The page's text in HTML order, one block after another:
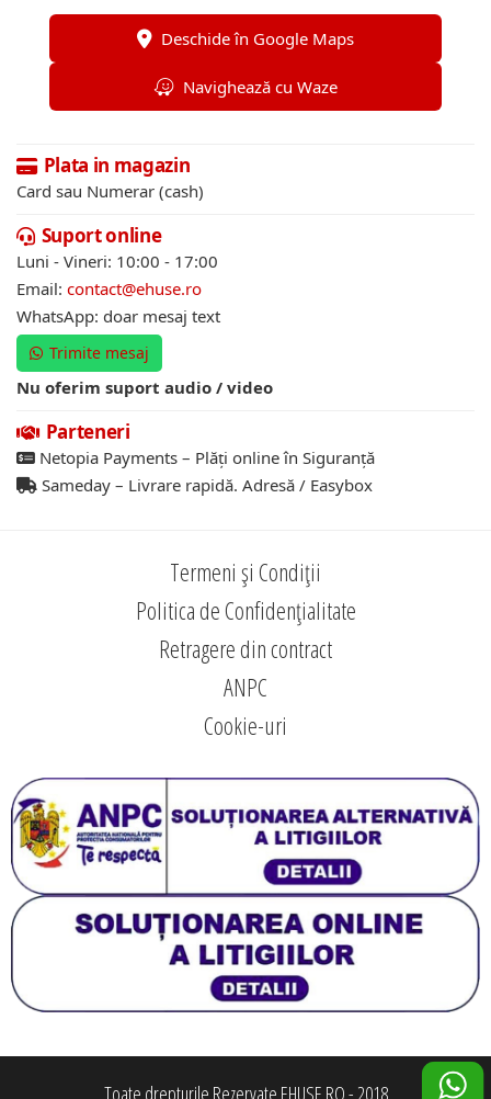
Deschide în Google Maps
Navighează cu Waze
Plata in magazin
Card sau Numerar (cash)
Suport online
Luni - Vineri: 10:00 - 17:00
Email: contact@ehuse.ro
WhatsApp: doar mesaj text
Trimite mesaj
Nu oferim suport audio / video
Parteneri
Netopia Payments – Plăți online în Siguranță
Sameday – Livrare rapidă. Adresă / Easybox
Termeni și Condiții
Politica de Confidențialitate
Retragere din contract
ANPC
Cookie-uri
Toate drepturile Rezervate EHUSE.RO - 2018